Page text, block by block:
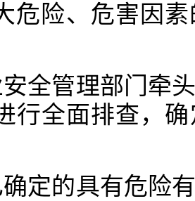
危险、危害因
全管理部门牵
行全面排查，
定的具有危险